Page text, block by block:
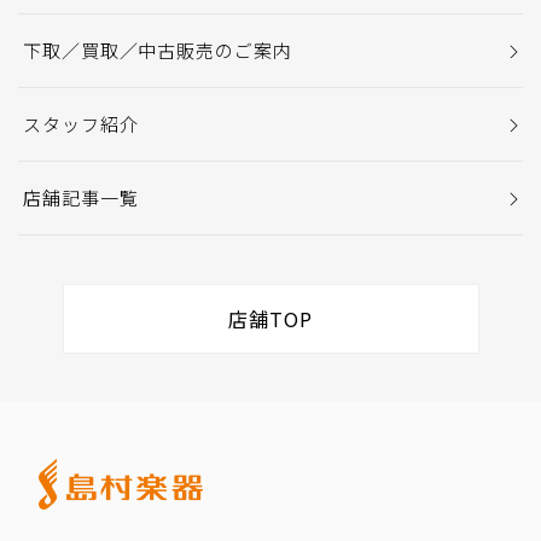
下取／買取／中古販売のご案内
スタッフ紹介
店舗記事一覧
店舗TOP